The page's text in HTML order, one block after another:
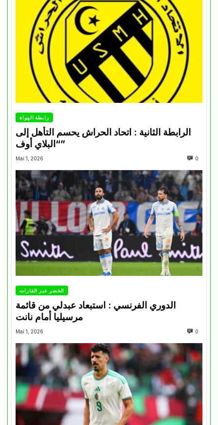
رابطة الهواة
الرابطة الثانية : اتحاد الحراش يحسم التأهل إلى
“البلاي أوف”
Mai 1, 2026 0
الخضر عبر القارات
الدوري الفرنسي : استبعاد عبدلي من قائمة
مرسيليا أمام نانت
Mai 1, 2026 0